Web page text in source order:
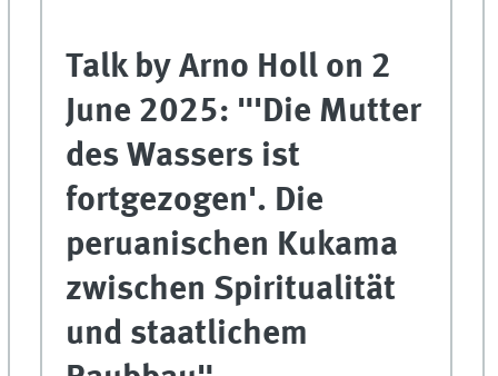
Talk by Arno Holl on 2
June 2025: "'Die Mutter
des Wassers ist
fortgezogen'. Die
peruanischen Kukama
zwischen Spiritualität
und staatlichem